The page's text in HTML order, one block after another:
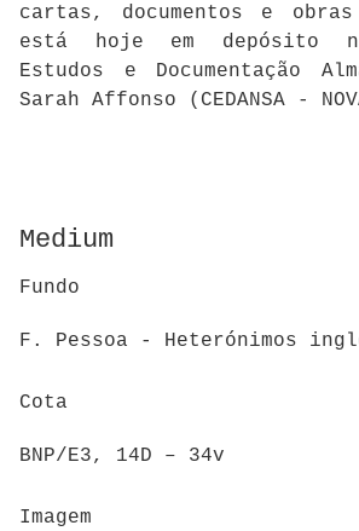
cartas, documentos e
está hoje em depósito
Estudos e Documentação
Sarah Affonso (CEDANSA -
Medium
Fundo
F. Pessoa - Heterónimos
Cota
BNP/E3, 14D – 34v
Imagem